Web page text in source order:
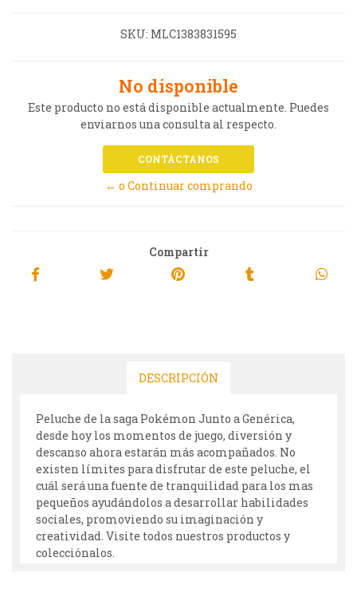
SKU: MLC1383831595
No disponible
Este producto no está disponible actualmente. Puedes
enviarnos una consulta al respecto.
CONTÁCTANOS
← o Continuar comprando
Compartir
DESCRIPCIÓN
Peluche de la saga Pokémon Junto a Genérica,
desde hoy los momentos de juego, diversión y
descanso ahora estarán más acompañados. No
existen límites para disfrutar de este peluche, el
cuál será una fuente de tranquilidad para los mas
pequeños ayudándolos a desarrollar habilidades
sociales, promoviendo su imaginación y
creatividad. Visite todos nuestros productos y
colecciónalos.